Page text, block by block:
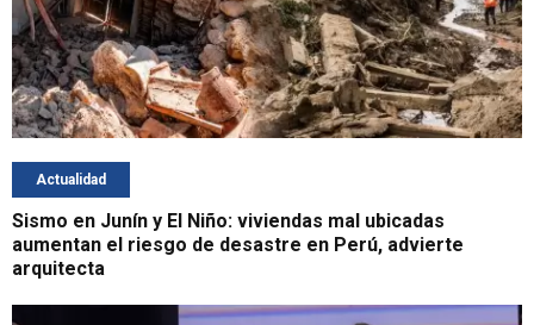
Actualidad
Sismo en Junín y El Niño: viviendas mal ubicadas
aumentan el riesgo de desastre en Perú, advierte
arquitecta